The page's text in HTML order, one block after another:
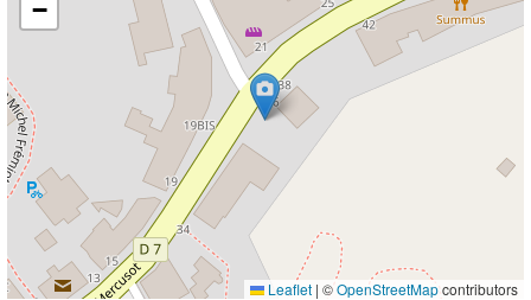
−
Leaflet | ©OpenStreetMapcontributors